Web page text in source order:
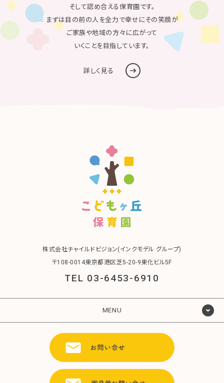
そして認め合える保育園です。
まずは目の前の人を全力で幸せにその笑顔が
ご家族や地域の方々に広がって
いくことを目指しています。
詳しく見る
株式会社チャイルドビジョン(インクモデル グループ)
〒108-0014東京都港区芝5-20-9東化ビル5F
TEL 03-6453-6910
MENU